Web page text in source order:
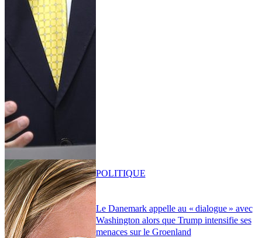
Le Danemark appelle au « dialogue » avec
Washington alors que Trump intensifie ses
menaces sur le Groenland
POLITIQUE